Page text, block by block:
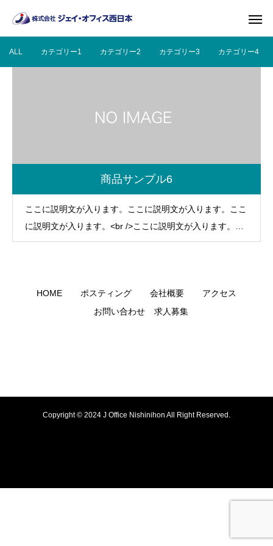
ALL カテゴリー1 カテゴリー2 カテゴリー3 カテゴリー4
商品サンプル6
ここに説明文が入ります。ここに説明文が入ります。ここ
に説明文が入ります。<br />ここに説明文が入ります。こ
こに説明文が入ります。
HOME ポスティング 会社概要
アクセス
お問い合わせ
求人募集
Copyright © 2024 J Office Nishinihon All Right Reserved.